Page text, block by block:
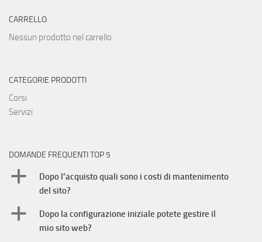
CARRELLO
Nessun prodotto nel carrello.
CATEGORIE PRODOTTI
Corsi
Servizi
DOMANDE FREQUENTI TOP 5
a
Dopo l’acquisto quali sono i costi di mantenimento
del sito?
a
Dopo la configurazione iniziale potete gestire il
mio sito web?